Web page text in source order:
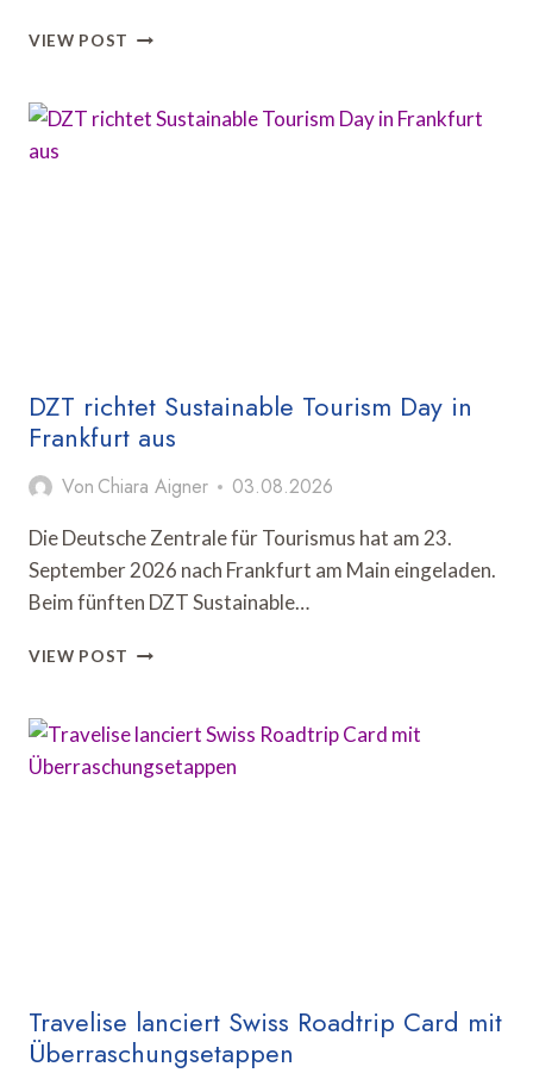
VIEW POST DZT
TOURISMUS
DZT richtet Sustainable Tourism Day in
Frankfurt aus
Von Chiara Aigner 03.08.2026
Die Deutsche Zentrale für Tourismus hat am 23.
September 2026 nach Frankfurt am Main eingeladen.
Beim fünften DZT Sustainable…
VIEW POST DZT
TOURISM
IN
Travelise lanciert Swiss Roadtrip Card mit
Überraschungsetappen